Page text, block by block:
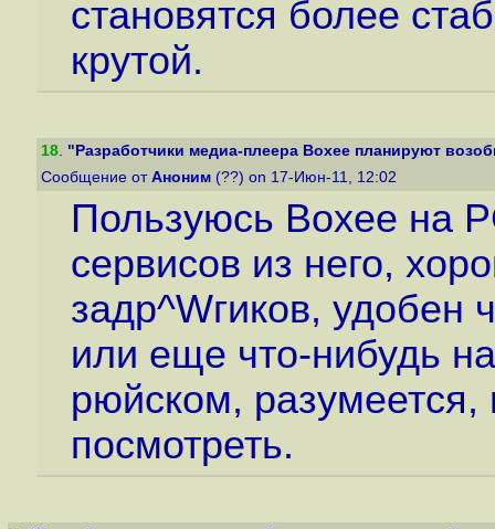
становятся более
крутой.
18. "Разработчики медиа-плеера Boxee планируют
Сообщение от Аноним (??) on 17-Июн-11, 12:02
Пользуюсь Boxee на
сервисов из него,
задр^Wгиков, удобен
или еще что-нибудь
рюйском, разумеется,
посмотреть.